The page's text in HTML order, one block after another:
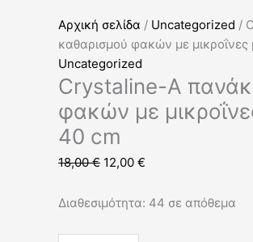
Αρχική σελίδα / Uncategorized /
καθαρισμού φακών με
Uncategorized
Crystaline-A
φακών με
40 cm
18,00€ 12,00 €
Διαθεσιμότητα: 44 σε απόθεμα